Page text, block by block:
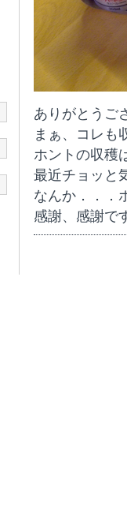
ありがとうご
まぁ、コレも
ホントの収穫
最近チョッと
なんか．．．
感謝、感謝で